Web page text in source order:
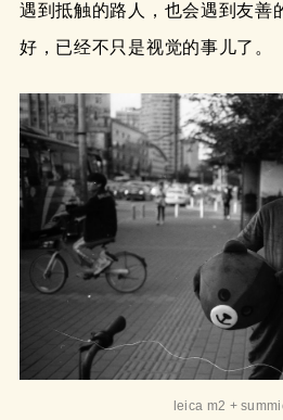
遇到抵触的路人，也会遇到友善
好，已经不只是视觉的事儿了。
leica m2 +